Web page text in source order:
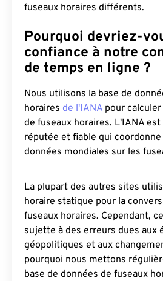
fuseaux horaires différents.
Pourquoi devriez-
confiance à notre
de temps en ligne ?
Nous utilisons la base de
horaires de l'IANA pour
de fuseaux horaires. L'IANA
réputée et fiable qui
données mondiales sur les
La plupart des autres sites
horaire statique pour la
fuseaux horaires. Cependant,
sujette à des erreurs dues aux
géopolitiques et aux
pourquoi nous mettons
base de données de fuseaux